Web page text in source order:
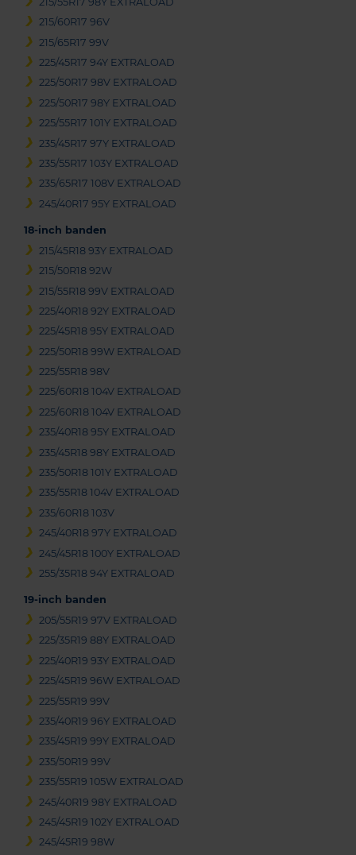
215/60R17 96V
215/65R17 99V
225/45R17 94Y EXTRALOAD
225/50R17 98V EXTRALOAD
225/50R17 98Y EXTRALOAD
225/55R17 101Y EXTRALOAD
235/45R17 97Y EXTRALOAD
235/55R17 103Y EXTRALOAD
235/65R17 108V EXTRALOAD
245/40R17 95Y EXTRALOAD
18-inch banden
215/45R18 93Y EXTRALOAD
215/50R18 92W
215/55R18 99V EXTRALOAD
225/40R18 92Y EXTRALOAD
225/45R18 95Y EXTRALOAD
225/50R18 99W EXTRALOAD
225/55R18 98V
225/60R18 104V EXTRALOAD
225/60R18 104V EXTRALOAD
235/40R18 95Y EXTRALOAD
235/45R18 98Y EXTRALOAD
235/50R18 101Y EXTRALOAD
235/55R18 104V EXTRALOAD
235/60R18 103V
245/40R18 97Y EXTRALOAD
245/45R18 100Y EXTRALOAD
255/35R18 94Y EXTRALOAD
19-inch banden
205/55R19 97V EXTRALOAD
225/35R19 88Y EXTRALOAD
225/40R19 93Y EXTRALOAD
225/45R19 96W EXTRALOAD
225/55R19 99V
235/40R19 96Y EXTRALOAD
235/45R19 99Y EXTRALOAD
235/50R19 99V
235/55R19 105W EXTRALOAD
245/40R19 98Y EXTRALOAD
245/45R19 102Y EXTRALOAD
245/45R19 98W